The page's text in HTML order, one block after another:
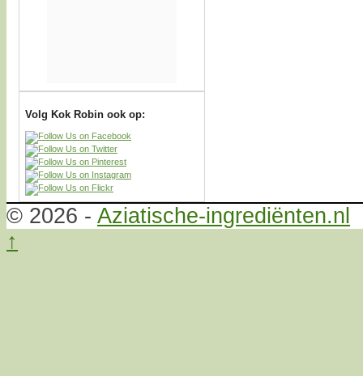
Volg Kok Robin ook op:
© 2026 - Aziatische-ingrediënten.nl
↑